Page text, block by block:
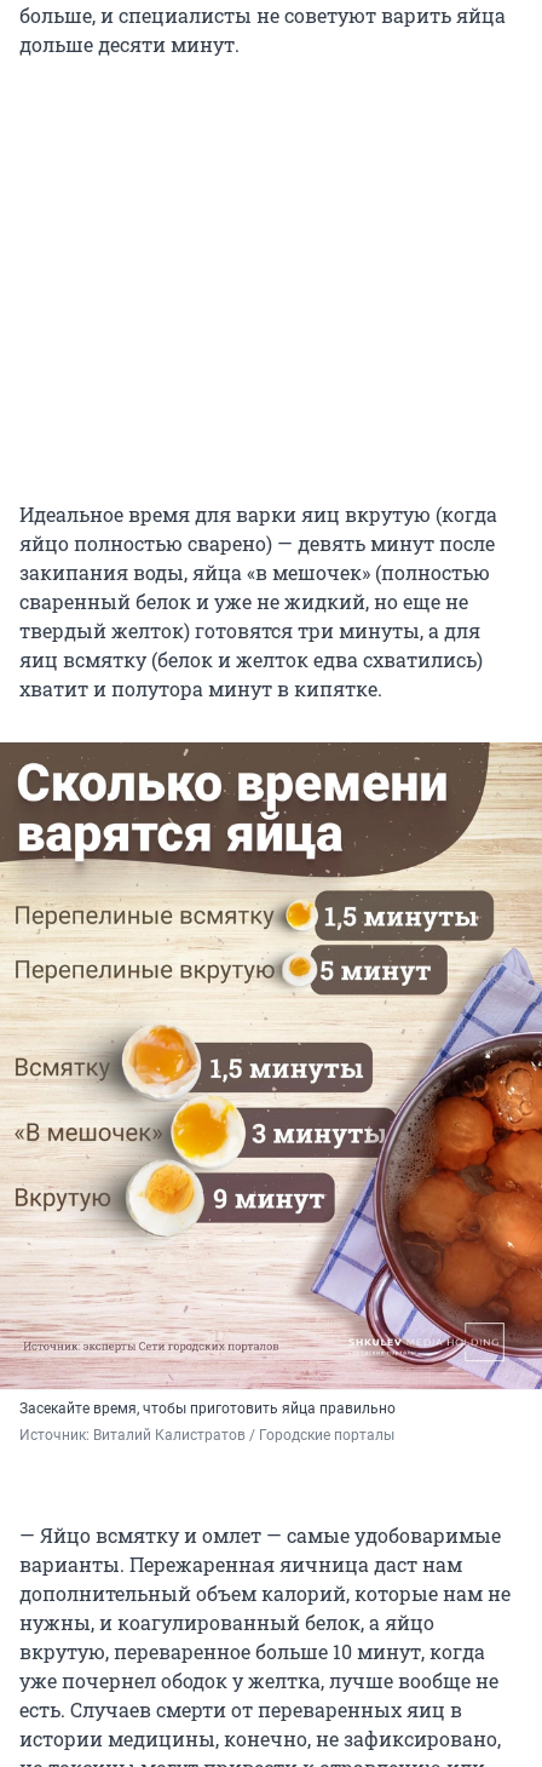
больше, и специалисты не советуют варить яйца
дольше десяти минут.
Идеальное время для варки яиц вкрутую (когда
яйцо полностью сварено) — девять минут после
закипания воды, яйца «в мешочек» (полностью
сваренный белок и уже не жидкий, но еще не
твердый желток) готовятся три минуты, а для
яиц всмятку (белок и желток едва схватились)
хватит и полутора минут в кипятке.
Засекайте время, чтобы приготовить яйца правильно
Источник: Виталий Калистратов / Городские порталы
— Яйцо всмятку и омлет — самые удобоваримые
варианты. Пережаренная яичница даст нам
дополнительный объем калорий, которые нам не
нужны, и коагулированный белок, а яйцо
вкрутую, переваренное больше 10 минут, когда
уже почернел ободок у желтка, лучше вообще не
есть. Случаев смерти от переваренных яиц в
истории медицины, конечно, не зафиксировано,